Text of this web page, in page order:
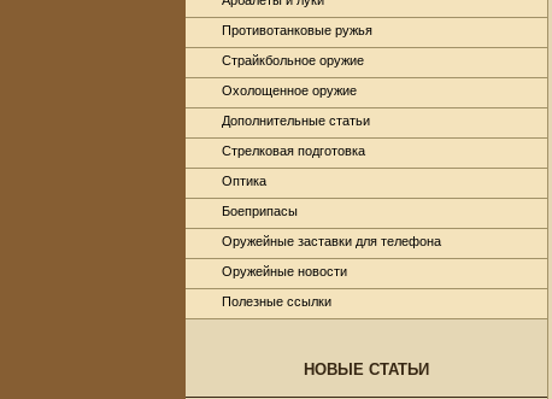
Противотанковые ружья
Страйкбольное оружие
Охолощенное оружие
Дополнительные статьи
Стрелковая подготовка
Оптика
Боеприпасы
Оружейные заставки для телефона
Оружейные новости
Полезные ссылки
НОВЫЕ СТАТЬИ